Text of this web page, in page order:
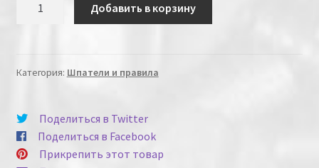
Добавить в корзину
Категория: Шпатели и правила
Поделиться в Twitter
Поделиться в Facebook
Прикрепить этот товар